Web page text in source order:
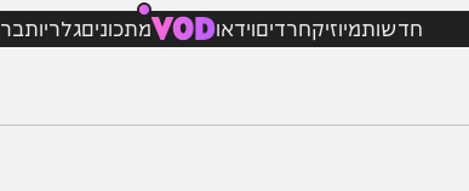
חדשותמיוזיקחרדיםוידאוVODמתכוניםגלריותברנז'ה